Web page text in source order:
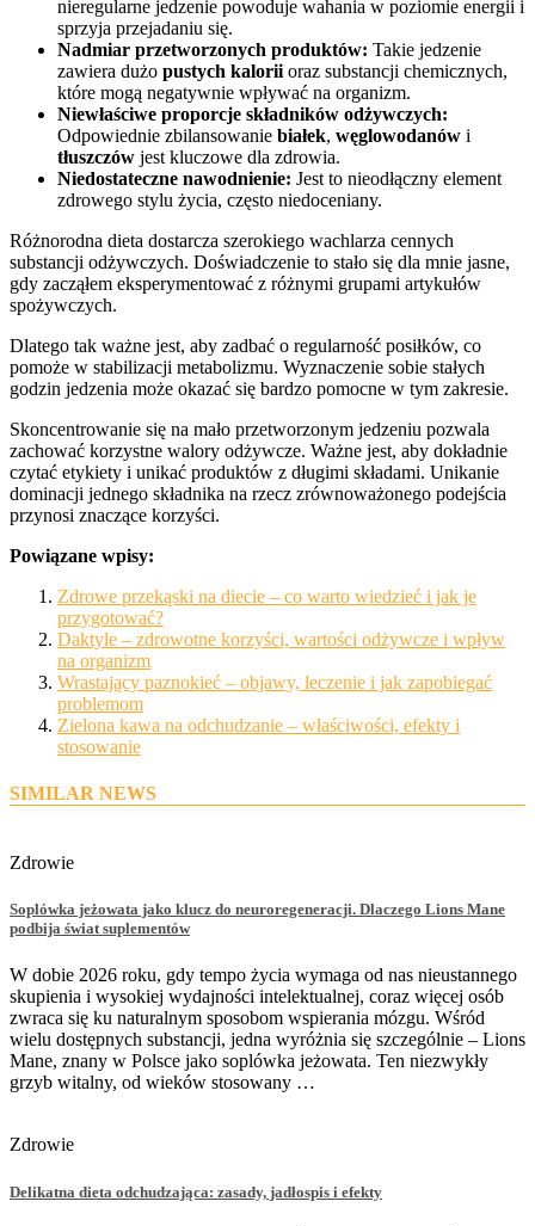
nieregularne jedzenie powoduje wahania w poziomie energii i
sprzyja przejadaniu się.
Nadmiar przetworzonych produktów: Takie jedzenie
zawiera dużo pustych kalorii oraz substancji chemicznych,
które mogą negatywnie wpływać na organizm.
Niewłaściwe proporcje składników odżywczych:
Odpowiednie zbilansowanie białek, węglowodanów i
tłuszczów jest kluczowe dla zdrowia.
Niedostateczne nawodnienie: Jest to nieodłączny element
zdrowego stylu życia, często niedoceniany.
Różnorodna dieta dostarcza szerokiego wachlarza cennych
substancji odżywczych. Doświadczenie to stało się dla mnie jasne,
gdy zacząłem eksperymentować z różnymi grupami artykułów
spożywczych.
Dlatego tak ważne jest, aby zadbać o regularność posiłków, co
pomoże w stabilizacji metabolizmu. Wyznaczenie sobie stałych
godzin jedzenia może okazać się bardzo pomocne w tym zakresie.
Skoncentrowanie się na mało przetworzonym jedzeniu pozwala
zachować korzystne walory odżywcze. Ważne jest, aby dokładnie
czytać etykiety i unikać produktów z długimi składami. Unikanie
dominacji jednego składnika na rzecz zrównoważonego podejścia
przynosi znaczące korzyści.
Powiązane wpisy:
Zdrowe przekąski na diecie – co warto wiedzieć i jak je
przygotować?
Daktyle – zdrowotne korzyści, wartości odżywcze i wpływ
na organizm
Wrastający paznokieć – objawy, leczenie i jak zapobiegać
problemom
Zielona kawa na odchudzanie – właściwości, efekty i
stosowanie
SIMILAR NEWS
Zdrowie
Soplówka jeżowata jako klucz do neuroregeneracji. Dlaczego Lions Mane
podbija świat suplementów
W dobie 2026 roku, gdy tempo życia wymaga od nas nieustannego
skupienia i wysokiej wydajności intelektualnej, coraz więcej osób
zwraca się ku naturalnym sposobom wspierania mózgu. Wśród
wielu dostępnych substancji, jedna wyróżnia się szczególnie – Lions
Mane, znany w Polsce jako soplówka jeżowata. Ten niezwykły
grzyb witalny, od wieków stosowany …
Zdrowie
Delikatna dieta odchudzająca: zasady, jadłospis i efekty